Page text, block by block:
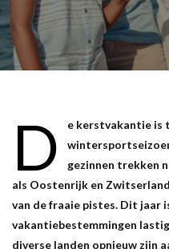
D
e kerstvakantie is
gezinnen trekken
als Oostenrijk en
van de fraaie pistes. Dit jaar
vakantiebestemmingen
diverse landen opnieuw zijn